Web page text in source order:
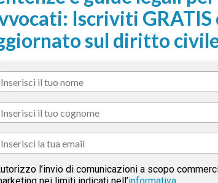
Iscriviti GRATIS
sul diritto
l’invio di comunicazioni a scopo